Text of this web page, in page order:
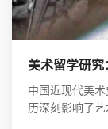
美术留学研
中国近现代美
历深刻影响了